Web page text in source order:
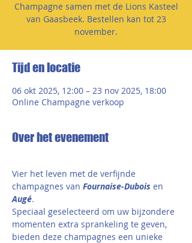
Champagne samen met de Lions Kasteel
van Gaasbeek. Bestellen kan tot 23
november.
Tijd en locatie
06 okt 2025, 12:00 – 23 nov 2025, 18:00
Online Champagne verkoop
Over het evenement
Vier het leven met de verfijnde
champagnes van Fournaise-Dubois en
Augé.
Speciaal geselecteerd om uw bijzondere
momenten extra sprankeling te geven,
bieden deze champagnes een unieke